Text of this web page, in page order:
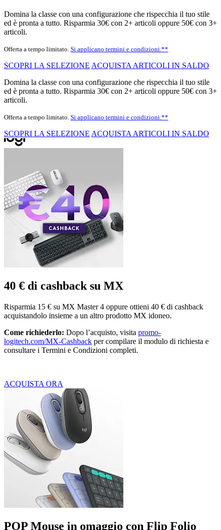
Domina la classe con una configurazione che rispecchia il tuo stile
ed è pronta a tutto. Risparmia 30€ con 2+ articoli oppure 50€ con 3+
articoli.
Offerta a tempo limitato. Si applicano termini e condizioni.**
SCOPRI LA SELEZIONE ACQUISTA ARTICOLI IN SALDO
Domina la classe con una configurazione che rispecchia il tuo stile
ed è pronta a tutto. Risparmia 30€ con 2+ articoli oppure 50€ con 3+
articoli.
Offerta a tempo limitato. Si applicano termini e condizioni.**
SCOPRI LA SELEZIONE ACQUISTA ARTICOLI IN SALDO
40 € di cashback su MX
Risparmia 15 € su MX Master 4 oppure ottieni 40 € di cashback
acquistandolo insieme a un altro prodotto MX idoneo.
Come richiederlo: Dopo l’acquisto, visita promo-
logitech.com/MX-Cashback per compilare il modulo di richiesta e
consultare i Termini e Condizioni completi.
ACQUISTA ORA
POP Mouse in omaggio con Flip Folio